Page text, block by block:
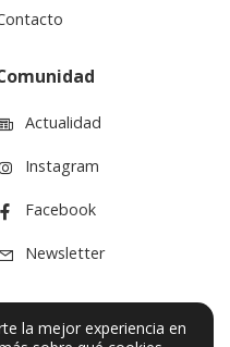
Actualidad
Instagram
Facebook
Newsletter
la mejor experiencia en